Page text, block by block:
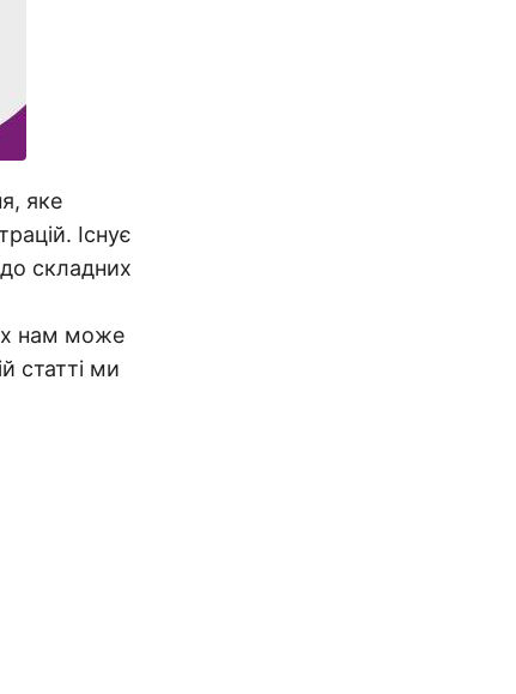
яке
Існує
складних
нам може
статті ми